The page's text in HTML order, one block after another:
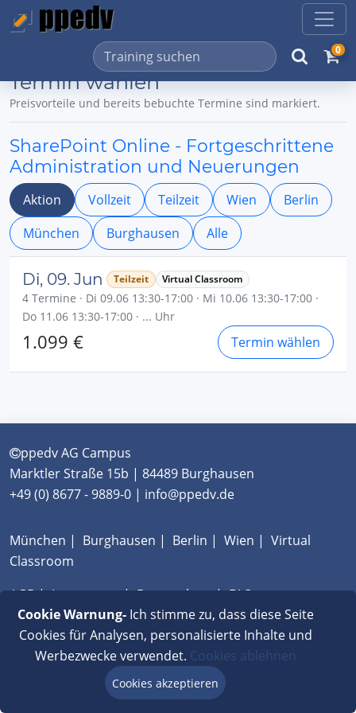
0
Termin wählen
Preisvorteile und bereits bebuchte Termine sind markiert.
SharePoint Online - Fortgeschrittene
Administration und Neuerungen
Aktion Vollzeit Teilzeit Wien
Berlin
München
Burghausen Alle
Di, 09. Jun Teilzeit Virtual Classroom
4 Termine · Di 09.06 13:30-17:00 · Mi 10.06 13:30-17:00 ·
Do 11.06 13:30-17:00 · ... Uhr
1.099 € Termin wählen
ppedv AG Campus
Marktler Straße 15b | 84489 Burghausen
+49 (0) 8677 - 9889-0 | info@ppedv.de
München | Burghausen | Berlin | Wien | Virtual
Classroom
AGB|Impressum|Datenschutz|FAQ
Cookie Warnung-Ich stimme zu, dass diese Seite
Cookies für Analysen, personalisierte Inhalte und
Werbezwecke verwendet. Cookies ablehnen
Cookies akzeptieren